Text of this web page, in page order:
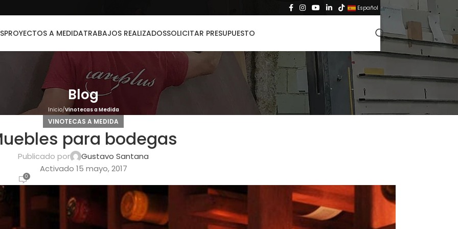
Español ▼
PROYECTOS A MEDIDATRABAJOS REALIZADOSSOLICITAR PRESUPUESTO
Blog
Inicio Vinotecas a Medida
VINOTECAS A MEDIDA
para bodegas
Publicado por
Gustavo Santana
Activado 15 mayo, 2017
0